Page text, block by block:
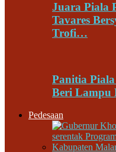
Juara Piala
Tavares
Trofi…
Panitia
Beri
Pedesaan